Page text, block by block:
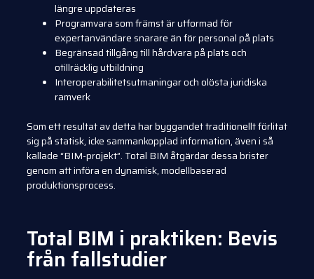
längre uppdateras
Programvara som främst är utformad för
expertanvändare snarare än för personal på plats
Begränsad tillgång till hårdvara på plats och
otillräcklig utbildning
Interoperabilitetsutmaningar och olösta juridiska
ramverk
Som ett resultat av detta har byggandet traditionellt förlitat
sig på statisk, icke sammankopplad information, även i så
kallade “BIM-projekt”. Total BIM åtgärdar dessa brister
genom att införa en dynamisk, modellbaserad
produktionsprocess.
Total BIM i praktiken: Bevis
från fallstudier